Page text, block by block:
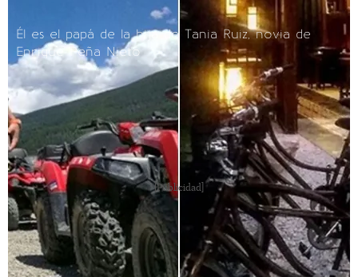
Él es el papá de la hija de Tania Ruiz, novia de
Enrique Peña Nieto
[Publicidad]